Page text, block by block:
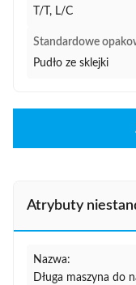
T/T, L/C
Standardowe
Pudło ze sklejki
Atrybuty
Nazwa:
Długa maszyna do